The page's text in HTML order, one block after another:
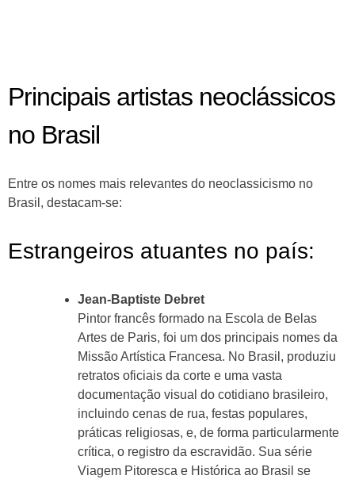
Principais artistas neoclássicos
no Brasil
Entre os nomes mais relevantes do neoclassicismo no
Brasil, destacam-se:
Estrangeiros atuantes no país:
Jean-Baptiste Debret
Pintor francês formado na Escola de Belas
Artes de Paris, foi um dos principais nomes da
Missão Artística Francesa. No Brasil, produziu
retratos oficiais da corte e uma vasta
documentação visual do cotidiano brasileiro,
incluindo cenas de rua, festas populares,
práticas religiosas, e, de forma particularmente
crítica, o registro da escravidão. Sua série
Viagem Pitoresca e Histórica ao Brasil se